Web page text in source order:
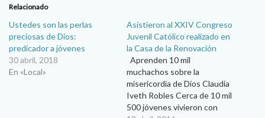
Relacionado
Ustedes son las perlas
preciosas de Dios:
predicador a jóvenes
30 abril, 2018
En «Local»
Asistieron al XXIV Congreso
Juvenil Católico realizado en
la Casa de la Renovación
Aprenden 10 mil
muchachos sobre la
misericordia de Dios Claudia
Iveth Robles Cerca de 10 mil
500 jóvenes vivieron con